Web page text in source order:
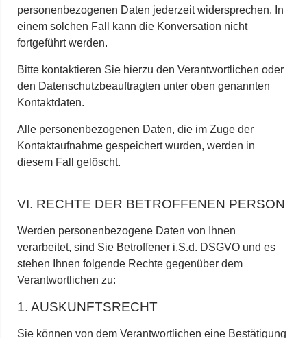
personenbezogenen Daten jederzeit widersprechen. In
einem solchen Fall kann die Konversation nicht
fortgeführt werden.
Bitte kontaktieren Sie hierzu den Verantwortlichen oder
den Datenschutzbeauftragten unter oben genannten
Kontaktdaten.
Alle personenbezogenen Daten, die im Zuge der
Kontaktaufnahme gespeichert wurden, werden in
diesem Fall gelöscht.
VI. RECHTE DER BETROFFENEN PERSON
Werden personenbezogene Daten von Ihnen
verarbeitet, sind Sie Betroffener i.S.d. DSGVO und es
stehen Ihnen folgende Rechte gegenüber dem
Verantwortlichen zu:
1. AUSKUNFTSRECHT
Sie können von dem Verantwortlichen eine Bestätigung